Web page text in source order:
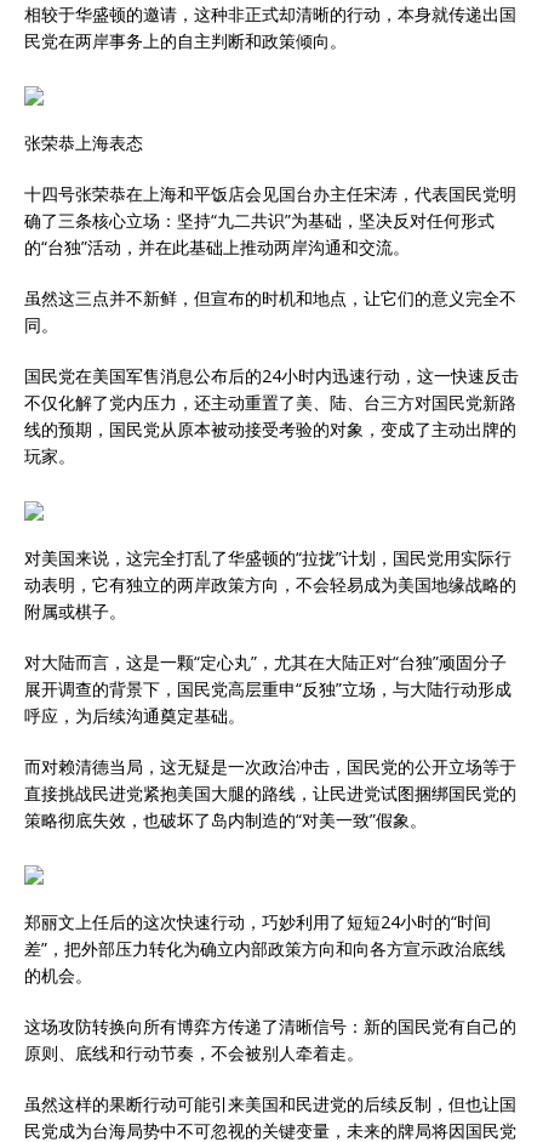
相较于华盛顿的邀请，这种非正式却清晰的行动，本身就传递出国
民党在两岸事务上的自主判断和政策倾向。
张荣恭上海表态
十四号张荣恭在上海和平饭店会见国台办主任宋涛，代表国民党明
确了三条核心立场：坚持“九二共识”为基础，坚决反对任何形式
的“台独”活动，并在此基础上推动两岸沟通和交流。
虽然这三点并不新鲜，但宣布的时机和地点，让它们的意义完全不
同。
国民党在美国军售消息公布后的24小时内迅速行动，这一快速反击
不仅化解了党内压力，还主动重置了美、陆、台三方对国民党新路
线的预期，国民党从原本被动接受考验的对象，变成了主动出牌的
玩家。
对美国来说，这完全打乱了华盛顿的“拉拢”计划，国民党用实际行
动表明，它有独立的两岸政策方向，不会轻易成为美国地缘战略的
附属或棋子。
对大陆而言，这是一颗“定心丸”，尤其在大陆正对“台独”顽固分子
展开调查的背景下，国民党高层重申“反独”立场，与大陆行动形成
呼应，为后续沟通奠定基础。
而对赖清德当局，这无疑是一次政治冲击，国民党的公开立场等于
直接挑战民进党紧抱美国大腿的路线，让民进党试图捆绑国民党的
策略彻底失效，也破坏了岛内制造的“对美一致”假象。
郑丽文上任后的这次快速行动，巧妙利用了短短24小时的“时间
差”，把外部压力转化为确立内部政策方向和向各方宣示政治底线
的机会。
这场攻防转换向所有博弈方传递了清晰信号：新的国民党有自己的
原则、底线和行动节奏，不会被别人牵着走。
虽然这样的果断行动可能引来美国和民进党的后续反制，但也让国
民党成为台海局势中不可忽视的关键变量，未来的牌局将因国民党